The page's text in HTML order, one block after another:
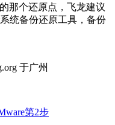
那个还原点，飞龙建议
统备份还原工具，备份
于广州
第2步